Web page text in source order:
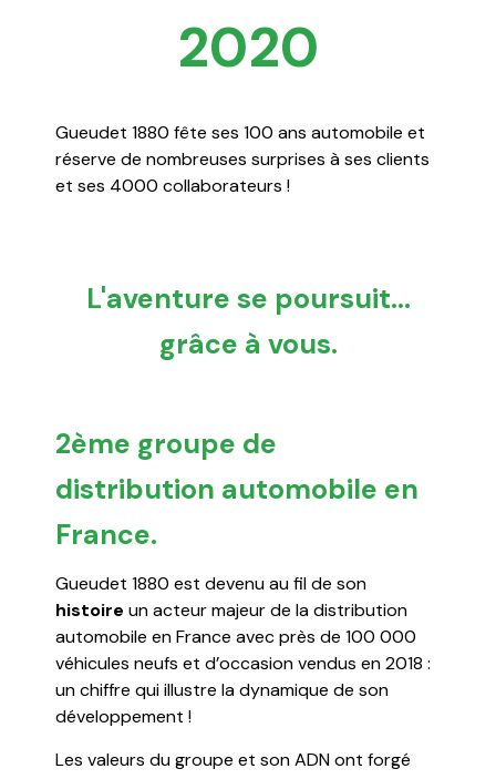
2020
Gueudet 1880 fête ses 100 ans automobile et
réserve de nombreuses surprises à ses clients
et ses 4000 collaborateurs !
L'aventure se poursuit...
grâce à vous.
2ème groupe de
distribution automobile en
France.
Gueudet 1880 est devenu au fil de son
histoire un acteur majeur de la distribution
automobile en France avec près de 100 000
véhicules neufs et d’occasion vendus en 2018 :
un chiffre qui illustre la dynamique de son
développement !
Les valeurs du groupe et son ADN ont forgé